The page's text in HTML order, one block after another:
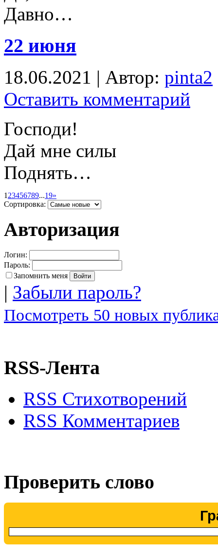
Давно…
22 июня
18.06.2021 | Автор: pinta2
Оставить комментарий
Господи!
Дай мне силы
Поднять…
1 23456789...19»
Сортировка:
Авторизация
Логин:
Пароль:
Запомнить меня
| Забыли пароль?
Посмотреть 50 новых
RSS-Лента
RSS Стихотворений
RSS Комментариев
Проверить слово